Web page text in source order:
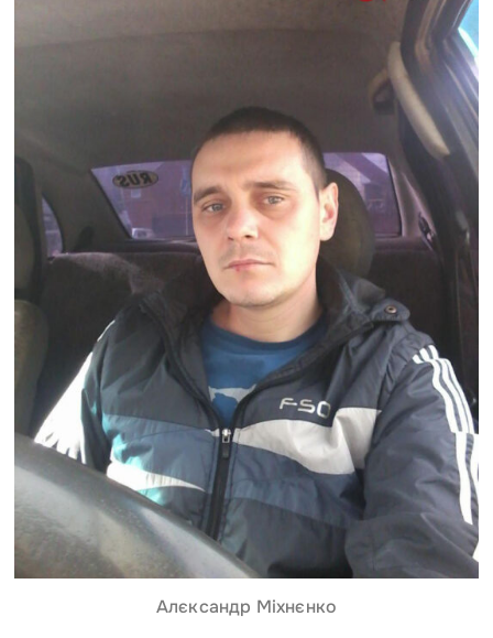
Алєксандр Міхнєнко